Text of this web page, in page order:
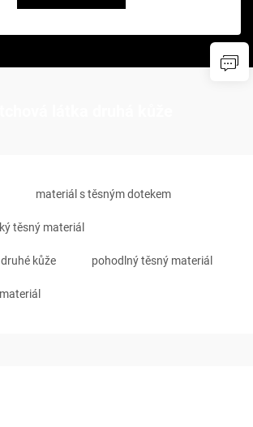
materiál s těsným dotekem
těsný materiál
kůže pohodlný těsný materiál